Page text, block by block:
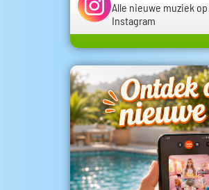
Alle nieuwe muziek op
Instagram